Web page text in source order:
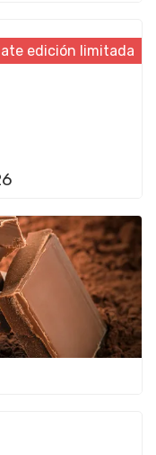
edición limitada